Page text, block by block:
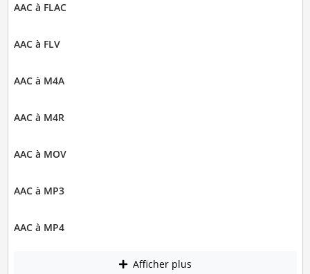
AAC à FLAC
AAC à FLV
AAC à M4A
AAC à M4R
AAC à MOV
AAC à MP3
AAC à MP4
Afficher plus